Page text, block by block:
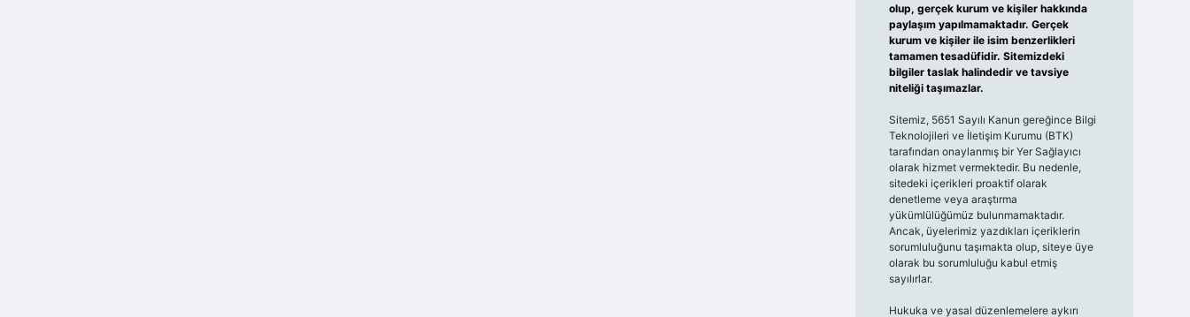
olup, gerçek kurum ve kişiler hakkında
paylaşım yapılmamaktadır. Gerçek
kurum ve kişiler ile isim benzerlikleri
tamamen tesadüfidir. Sitemizdeki
bilgiler taslak halindedir ve tavsiye
niteliği taşımazlar.
Sitemiz, 5651 Sayılı Kanun gereğince Bilgi
Teknolojileri ve İletişim Kurumu (BTK)
tarafından onaylanmış bir Yer Sağlayıcı
olarak hizmet vermektedir. Bu nedenle,
sitedeki içerikleri proaktif olarak
denetleme veya araştırma
yükümlülüğümüz bulunmamaktadır.
Ancak, üyelerimiz yazdıkları içeriklerin
sorumluluğunu taşımakta olup, siteye üye
olarak bu sorumluluğu kabul etmiş
sayılırlar.
Hukuka ve yasal düzenlemelere aykırı